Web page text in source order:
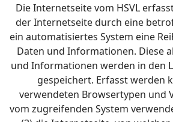
Die Internetseite vom HSVL
der Internetseite durch eine
ein automatisiertes System eine
Daten und Informationen. Diese
und Informationen werden in den
gespeichert. Erfasst werden
verwendeten Browsertypen und
vom zugreifenden System